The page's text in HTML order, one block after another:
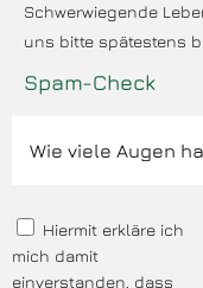
Schwerwiegende
uns bitte spätestens
Spam-Check
Hiermit erkläre ich
mich damit
einverstanden, dass